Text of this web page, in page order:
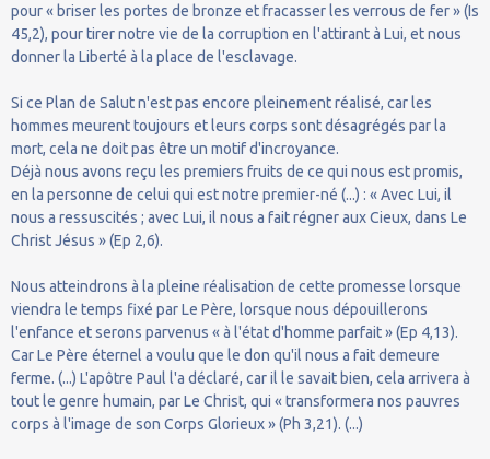
pour « briser les portes de bronze et fracasser les verrous de fer » (Is
45,2), pour tirer notre vie de la corruption en l'attirant à Lui, et nous
donner la Liberté à la place de l'esclavage.
Si ce Plan de Salut n'est pas encore pleinement réalisé, car les
hommes meurent toujours et leurs corps sont désagrégés par la
mort, cela ne doit pas être un motif d'incroyance.
Déjà nous avons reçu les premiers fruits de ce qui nous est promis,
en la personne de celui qui est notre premier-né (...) : « Avec Lui, il
nous a ressuscités ; avec Lui, il nous a fait régner aux Cieux, dans Le
Christ Jésus » (Ep 2,6).
Nous atteindrons à la pleine réalisation de cette promesse lorsque
viendra le temps fixé par Le Père, lorsque nous dépouillerons
l'enfance et serons parvenus « à l'état d'homme parfait » (Ep 4,13).
Car Le Père éternel a voulu que le don qu'il nous a fait demeure
ferme. (...) L'apôtre Paul l'a déclaré, car il le savait bien, cela arrivera à
tout le genre humain, par Le Christ, qui « transformera nos pauvres
corps à l'image de son Corps Glorieux » (Ph 3,21). (...)